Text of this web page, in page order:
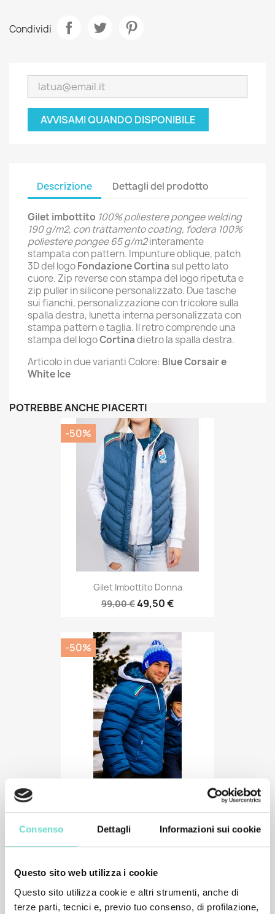
Consenso Dettagli Informazioni sui cookie
Questo sito web utilizza i cookie
Questo sito utilizza cookie e altri strumenti, anche di
terze parti, tecnici e, previo tuo consenso, di profilazione,
Condividi
AVVISAMI QUANDO DISPONIBILE
Descrizione Dettagli del prodotto
Gilet imbottito 100% poliestere pongee welding
190 g/m2, con trattamento coating, fodera 100%
poliestere pongee 65 g/m2interamente
stampata con pattern. Impunture oblique, patch
3D del logoFondazione Cortina sul petto lato
cuore. Zip reverse con stampa del logo ripetuta e
zip puller in silicone personalizzato. Due tasche
sui fianchi, personalizzazione con tricolore sulla
spalla destra, lunetta interna personalizzata con
stampa pattern e taglia. Il retro comprende una
stampa del logoCortinadietro la spalla destra.
Articolo in due varianti Colore: Blue Corsair e
White Ice
POTREBBE ANCHE PIACERTI
Gilet Imbottito Donna
99,00 €49,50 €
-50%
-50%
I clienti che hanno acquistato questo
prodotto hanno comprato anche: